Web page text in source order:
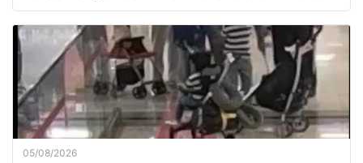
05/08/2026